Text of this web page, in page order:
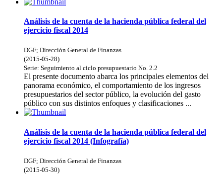
Análisis de la cuenta de la hacienda pública federal del
ejercicio fiscal 2014
DGF; Dirección General de Finanzas
(2015-05-28)
Serie: Seguimiento al ciclo presupuestario No. 2.2
El presente documento abarca los principales elementos del
panorama económico, el comportamiento de los ingresos
presupuestarios del sector público, la evolución del gasto
público con sus distintos enfoques y clasificaciones ...
Análisis de la cuenta de la hacienda pública federal del
ejercicio fiscal 2014 (Infografía)
DGF; Dirección General de Finanzas
(2015-05-30)